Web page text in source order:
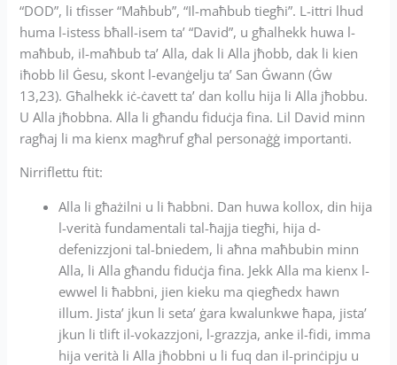
“DOD”, li tfisser “Maħbub”, “Il-maħbub tiegħi”. L-ittri lhud
huma l-istess bħall-isem ta’ “David”, u għalhekk huwa l-
maħbub, il-maħbub ta’ Alla, dak li Alla jħobb, dak li kien
iħobb lil Ġesu, skont l-evanġelju ta’ San Ġwann (Ġw
13,23). Għalhekk iċ-ċavett ta’ dan kollu hija li Alla jħobbu.
U Alla jħobbna. Alla li għandu fiduċja fina. Lil David minn
ragħaj li ma kienx magħruf għal personaġġ importanti.
Nirriflettu ftit:
Alla li għażilni u li ħabbni. Dan huwa kollox, din hija
l-verità fundamentali tal-ħajja tiegħi, hija d-
defenizzjoni tal-bniedem, li aħna maħbubin minn
Alla, li Alla għandu fiduċja fina. Jekk Alla ma kienx l-
ewwel li ħabbni, jien kieku ma qiegħedx hawn
illum. Jista’ jkun li seta’ ġara kwalunkwe ħapa, jista’
jkun li tlift il-vokazzjoni, l-grazzja, anke il-fidi, imma
hija verità li Alla jħobbni u li fuq dan il-prinċipju u